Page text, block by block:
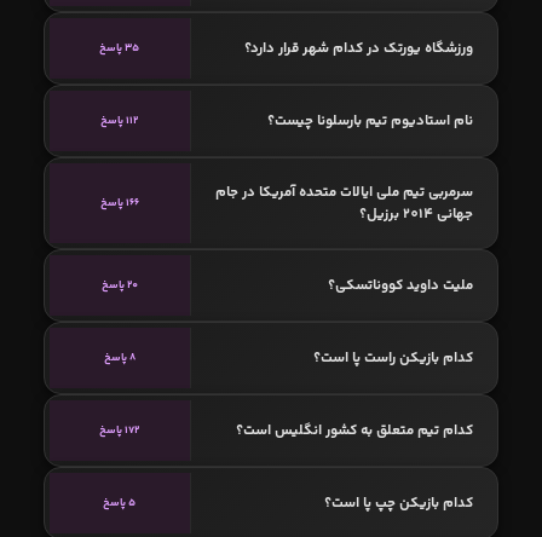
ورزشگاه یورتک در کدام شهر قرار دارد؟ 35 پاسخ
نام استادیوم تیم بارسلونا چیست؟ 112 پاسخ
سرمربی تیم ملی ایالات متحده‌ آمریکا در جام
جهانی 2014 برزیل؟
166 پاسخ
ملیت داوید کووناتسکی؟ 20 پاسخ
کدام بازیکن راست پا است؟ 8 پاسخ
کدام تیم متعلق به کشور انگلیس است؟ 172 پاسخ
کدام بازیکن چپ پا است؟ 5 پاسخ